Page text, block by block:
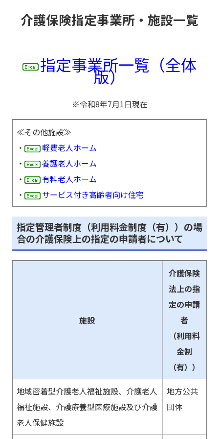
介護保険指定事業所・施設一覧
指定事業所一覧（全体
版）
※令和8年7月1日現在
≪その他施設≫
・
軽費老人ホーム
・
養護老人ホーム
・
有料老人ホーム
・
サービス付き高齢者向け住宅
指定管理者制度（利用料金制度（有））の場
合の介護保険上の指定の申請者について
施設
介護保険
法上の指
定の申請
者
（利用料
金制
（有））
地域密着型介護老人福祉施設、介護老人
福祉施設、介護療養型医療施設及び介護
老人保健施設
地方公共
団体